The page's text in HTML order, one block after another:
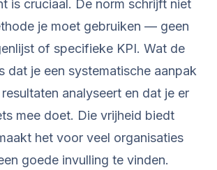
is cruciaal. De norm schrijft niet
je moet gebruiken — geen
of specifieke KPI. Wat de
dat je een systematische aanpak
analyseert en dat je er
mee doet. Die vrijheid biedt
het voor veel organisaties
goede invulling te vinden.